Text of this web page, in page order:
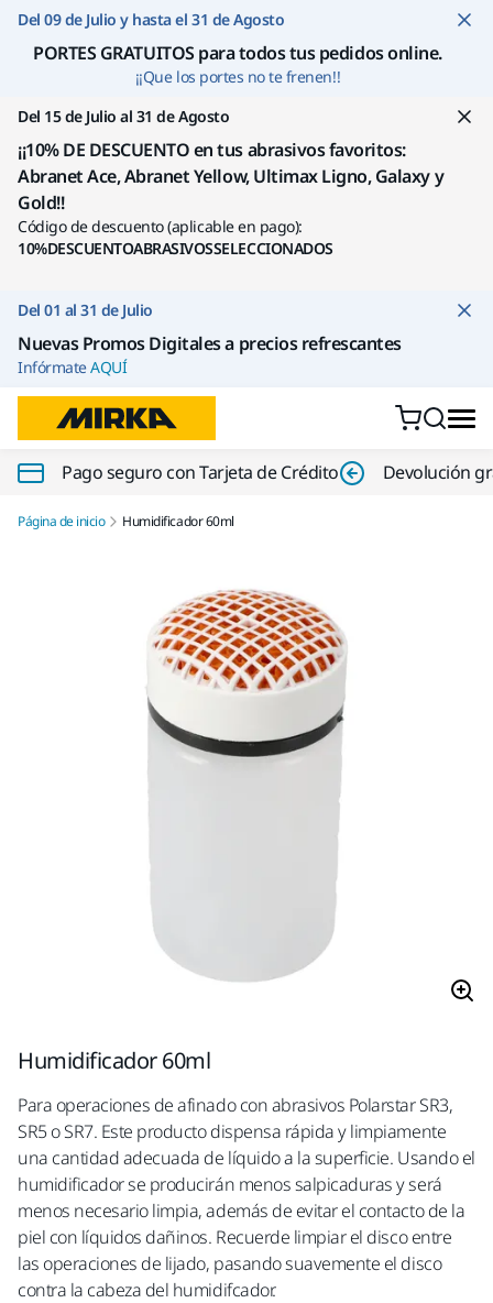
Ir a contenido
Del 09 de Julio y hasta el 31 de Agosto
PORTES GRATUITOS para todos tus pedidos online.
¡¡Que los portes no te frenen!!
Del 15 de Julio al 31 de Agosto
¡¡10% DE DESCUENTO en tus abrasivos favoritos:
Abranet Ace, Abranet Yellow, Ultimax Ligno, Galaxy y
Gold!!
Código de descuento (aplicable en pago):
10%DESCUENTOABRASIVOSSELECCIONADOS
Del 01 al 31 de Julio
Nuevas Promos Digitales a precios refrescantes
InfórmateAQUÍ
Pago seguro con Tarjeta de Crédito Devolución
Página de inicio Humidificador 60ml
Humidificador 60ml
Para operaciones de afinado con abrasivos Polarstar SR3,
SR5 o SR7. Este producto dispensa rápida y limpiamente
una cantidad adecuada de líquido a la superficie. Usando el
humidificador se producirán menos salpicaduras y será
menos necesario limpia, además de evitar el contacto de la
piel con líquidos dañinos. Recuerde limpiar el disco entre
las operaciones de lijado, pasando suavemente el disco
contra la cabeza del humidifcador.